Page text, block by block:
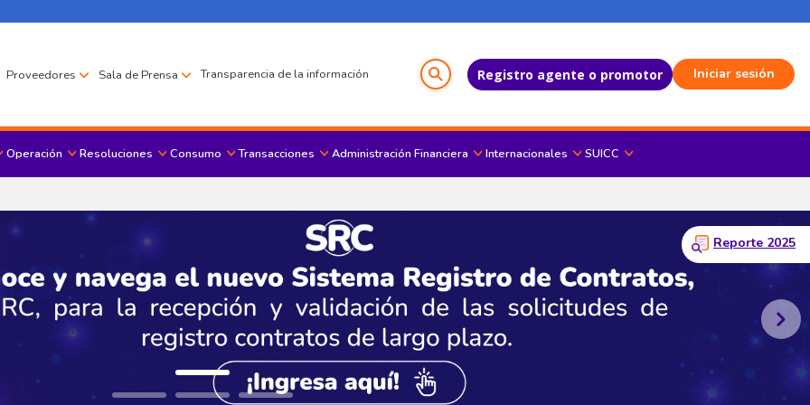
Proveedores Sala de Prensa Transparencia de la información Registro agente o promotor Iniciar sesión
Operación Resoluciones Consumo Transacciones Administración Financiera Internacionales SUICC
Reporte 2025